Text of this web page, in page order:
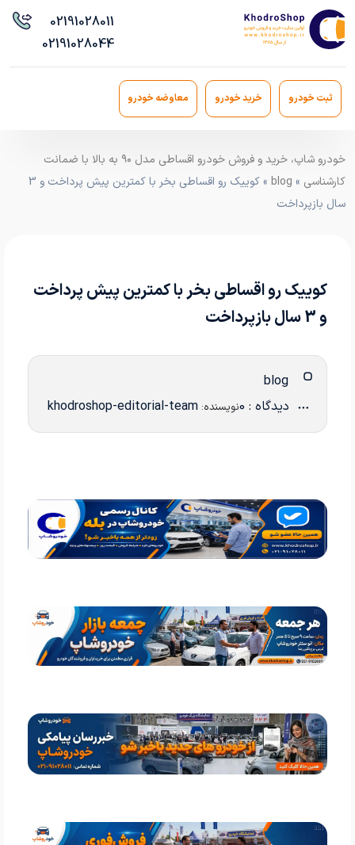
02191028011
02191028044
ثبت خودرو خرید خودرو معاوضه خودرو
خودرو شاپ، خرید و فروش خودرو اقساطی مدل ۹۰ به بالا با ضمانت
کارشناسی »
blog
» کوییک رو اقساطی بخر با کمترین پیش پرداخت و 3
سال بازپرداخت
کوییک رو اقساطی بخر با کمترین پیش پرداخت
و 3 سال بازپرداخت
دیدگاه : 0 نویسنده: khodroshop-editorial-team